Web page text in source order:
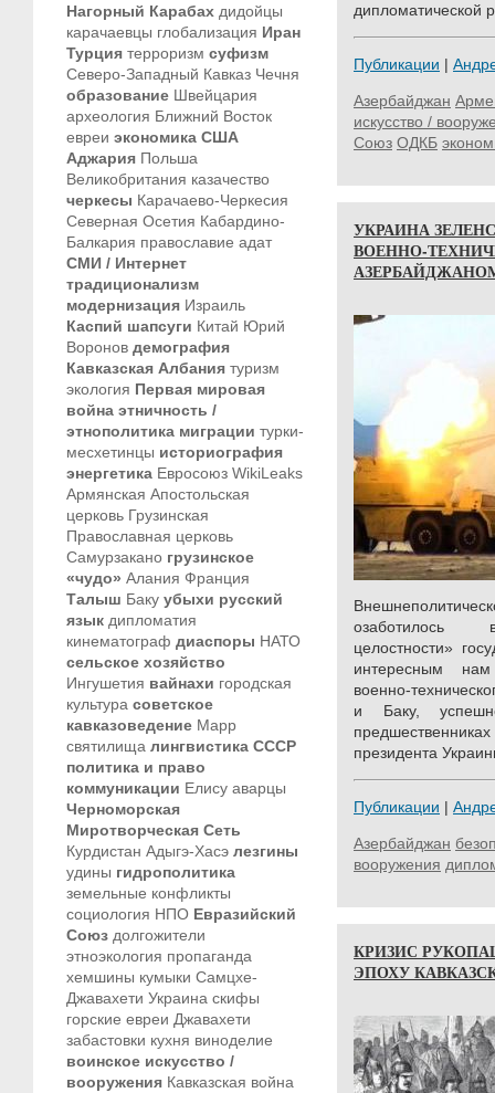
Нагорный Карабах дидойцы
карачаевцы глобализация Иран
Турция терроризм суфизм
Северо-Западный Кавказ Чечня
образование Швейцария
археология Ближний Восток
евреи экономика США
Аджария Польша
Великобритания казачество
черкесы Карачаево-Черкесия
Северная Осетия Кабардино-
Балкария православие адат
СМИ / Интернет
традиционализм
модернизация Израиль
Каспий шапсуги Китай Юрий
Воронов демография
Кавказская Албания туризм
экология Первая мировая
война этничность /
этнополитика миграции турки-
месхетинцы историография
энергетика Евросоюз WikiLeaks
Армянская Апостольская
церковь Грузинская
Православная церковь
Самурзакано грузинское
«чудо» Алания Франция
Талыш Баку убыхи русский
язык дипломатия
кинематограф диаспоры НАТО
сельское хозяйство
Ингушетия вайнахи городская
культура советское
кавказоведение Марр
святилища лингвистика СССР
политика и право
коммуникации Елису аварцы
Черноморская
Миротворческая Сеть
Курдистан Адыгэ-Хасэ лезгины
удины гидрополитика
земельные конфликты
социология НПО Евразийский
Союз долгожители
этноэкология пропаганда
хемшины кумыки Самцхе-
Джавахети Украина скифы
горские евреи Джавахети
забастовки кухня виноделие
воинское искусство /
вооружения Кавказская война
дипломатической
Публикации |
Азербайджан
искусство /
Союз ОДКБ
УКРАИНА
ВОЕННО-
озаботилось
целостности»
интересным нам
военно-
и Баку,
президента
Публикации |
Азербайджан
вооружения
КРИЗИС
ЭПОХУ